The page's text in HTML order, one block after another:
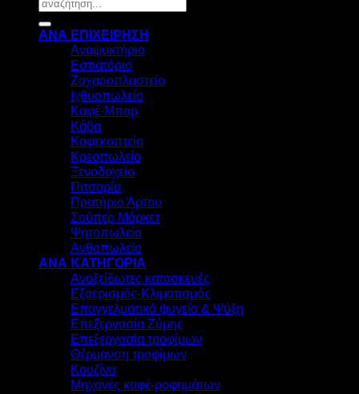
για:
ΑΝΑ ΕΠΙΧΕΙΡΗΣΗ
Αναψυκτήριο
Εστιατόριο
Ζαχαροπλαστείο
Ιχθυοπωλείο
Καφέ-Μπαρ
Κάβα
Καφεκοπτείο
Κρεοπωλείο
Ξενοδοχείο
Πιτσαρία
Πρατήριο Άρτου
Σούπερ Μάρκετ
Ψητοπωλείο
Ανθοπωλείο
ΑΝΑ ΚΑΤΗΓΟΡΙΑ
Ανοξείδωτες κατασκευές
Εξαερισμός-Κλιματισμός
Επαγγελματικά ψυγεία & Ψύξη
Επεξεργασία Ζύμης
Επεξεργασία τροφίμων
Θέρμανση τροφίμων
Κουζίνα
Μηχανές καφέ-ροφημάτων